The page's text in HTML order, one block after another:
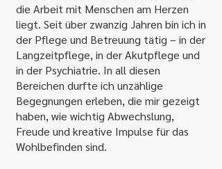
die Arbeit mit Menschen am Herzen
liegt. Seit über zwanzig Jahren bin ich in
der Pflege und Betreuung tätig – in der
Langzeitpflege, in der Akutpflege und
in der Psychiatrie. In all diesen
Bereichen durfte ich unzählige
Begegnungen erleben, die mir gezeigt
haben, wie wichtig Abwechslung,
Freude und kreative Impulse für das
Wohlbefinden sind.